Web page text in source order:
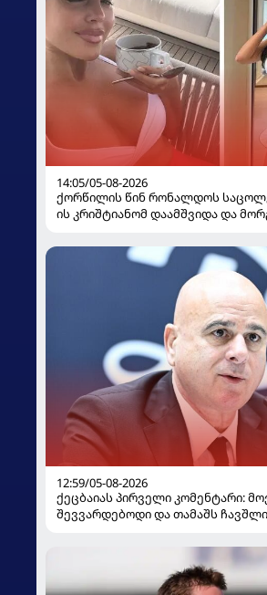
14:05/05-08-2026
ქორწილის წინ რონალდოს
ის კრიშტიანომ დაამშვიდა და
12:59/05-08-2026
ქეცბაიას პირველი კომენტარი:
შევვარდებოდი და თამაშს